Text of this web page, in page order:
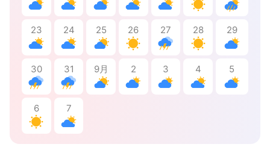
23 24 25 26 27 28 29
30 31 9月 2 3 4 5
6 7